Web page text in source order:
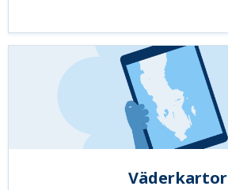
Väderkartor